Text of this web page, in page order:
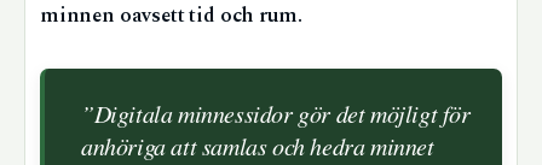
minnen oavsett tid och rum.
”Digitala minnessidor gör det möjligt för
anhöriga att samlas och hedra minnet